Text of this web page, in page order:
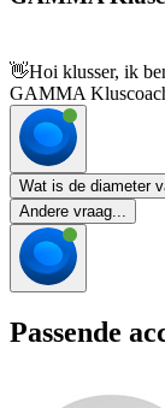
👋Hoi klusser, ik
GAMMA
Wat is de diameter
Andere vraag...
Passende